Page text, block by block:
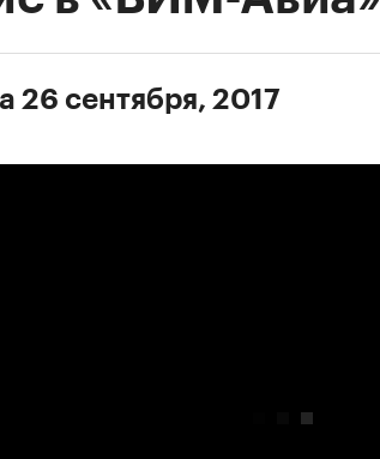
26 сентября, 2017